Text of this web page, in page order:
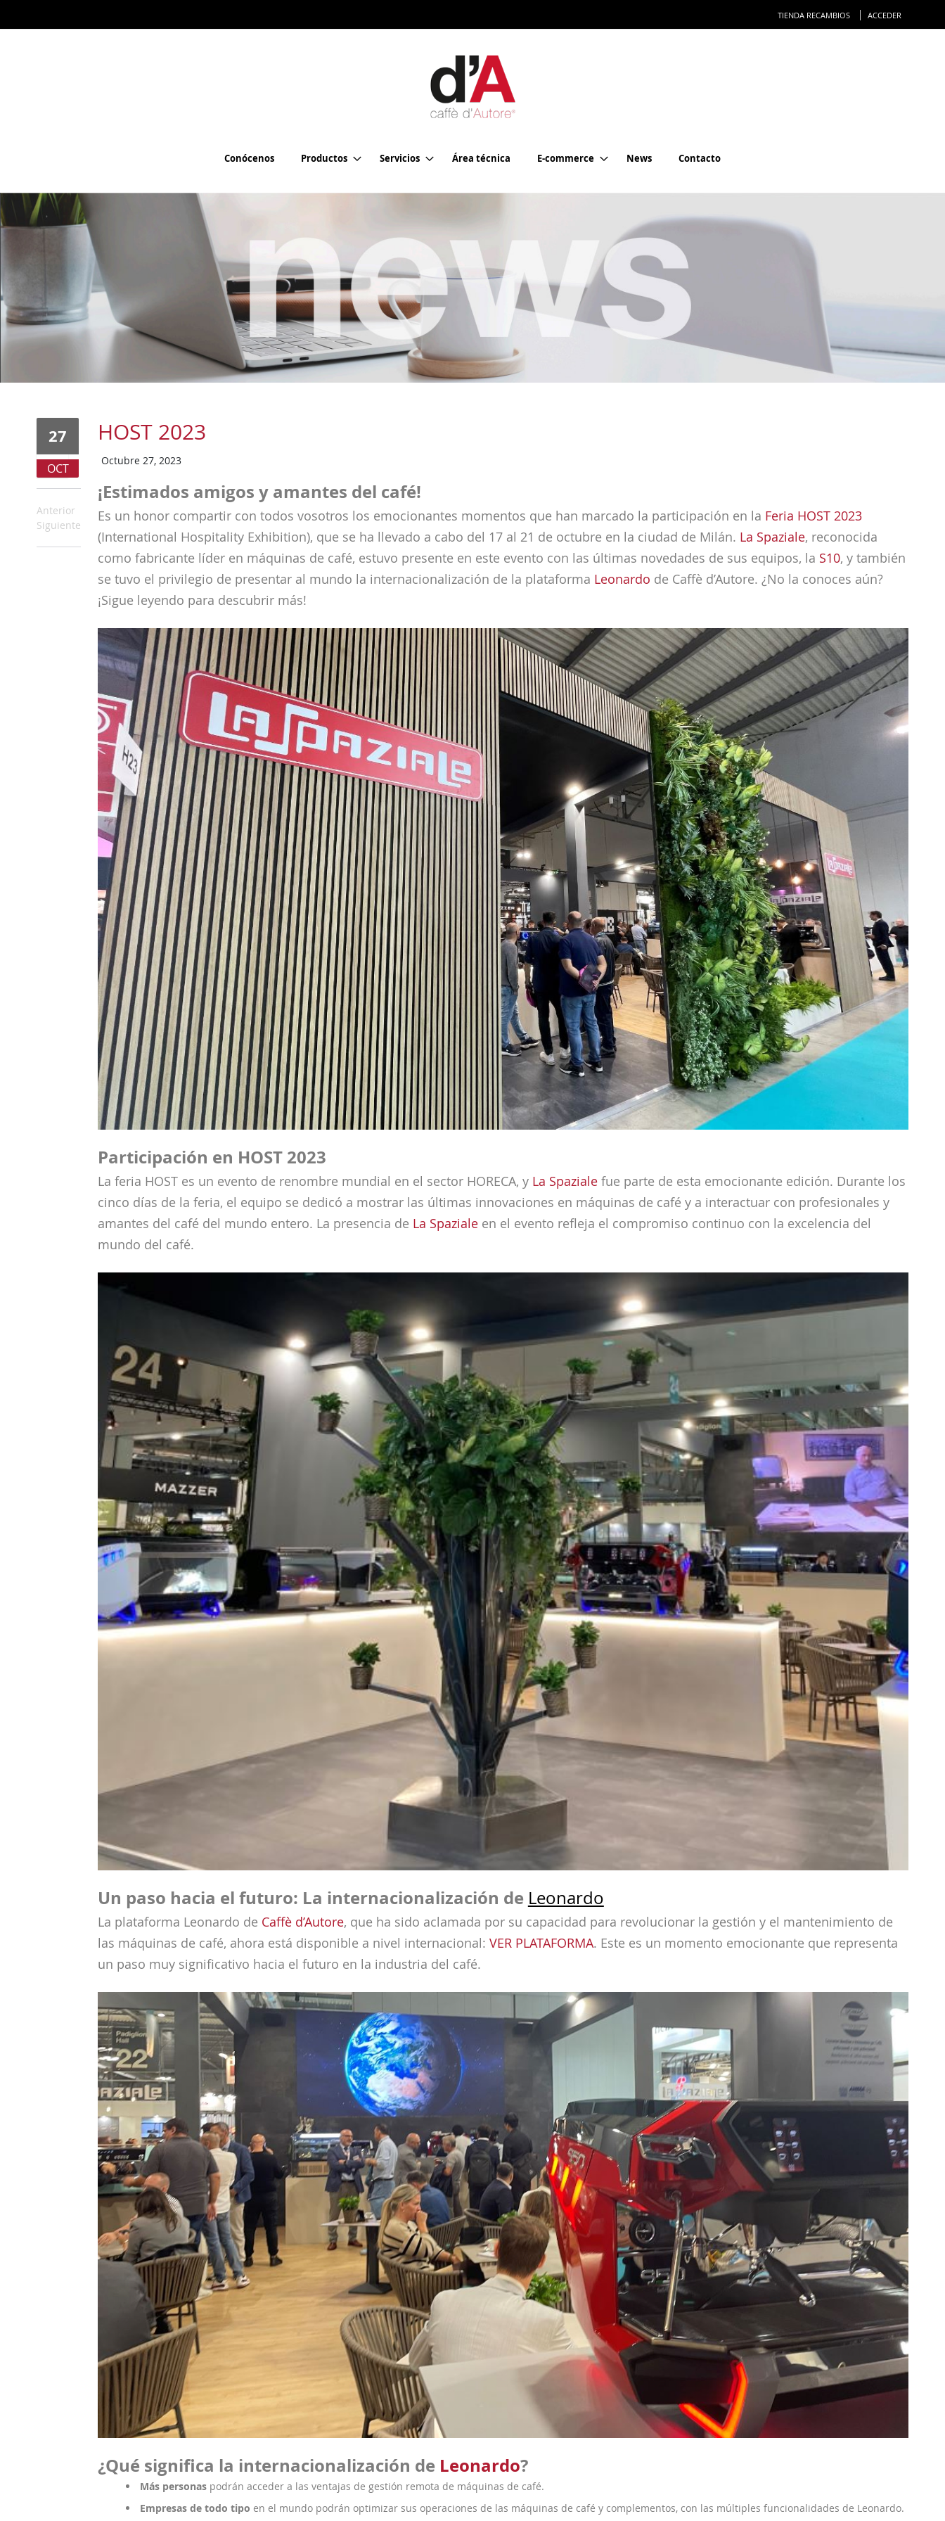
TIENDA RECAMBIOS ACCEDER
al
Conócenos Productos Servicios Área técnica E-commerce News Contacto
27
OCT
HOST 2023
Octubre 27, 2023
¡Estimados amigos y amantes del café!
Es un honor compartir con todos vosotros los emocionantes momentos que han marcado la participación en la Feria HOST 2023
(International Hospitality Exhibition), que se ha llevado a cabo del 17 al 21 de octubre en la ciudad de Milán. La Spaziale, reconocida
como fabricante líder en máquinas de café, estuvo presente en este evento con las últimas novedades de sus equipos, la S10, y también
se tuvo el privilegio de presentar al mundo la internacionalización de la plataforma Leonardo de Caffè d’Autore. ¿No la conoces aún?
¡Sigue leyendo para descubrir más!
Participación en HOST 2023
La feria HOST es un evento de renombre mundial en el sector HORECA, y La Spazialefue parte de esta emocionante edición. Durante los
cinco días de la feria, el equipo se dedicó a mostrar las últimas innovaciones en máquinas de café y a interactuar con profesionales y
amantes del café del mundo entero. La presencia de La Spazialeen el evento refleja el compromiso continuo con la excelencia del
mundo del café.
Un paso hacia el futuro: La internacionalización de Leonardo
La plataforma Leonardo de Caffè d’Autore, que ha sido aclamada por su capacidad para revolucionar la gestión y el mantenimiento de
las máquinas de café, ahora está disponible a nivel internacional: VER PLATAFORMA. Este es un momento emocionante que representa
un paso muy significativo hacia el futuro en la industria del café.
¿Qué significa la internacionalización de Leonardo?
Más personaspodrán acceder a las ventajas de gestión remota de máquinas de café.
Empresas de todo tipo en el mundo podrán optimizar sus operaciones de las máquinas de café y complementos, con las múltiples funcionalidades de Leonardo.
Anterior
Siguiente